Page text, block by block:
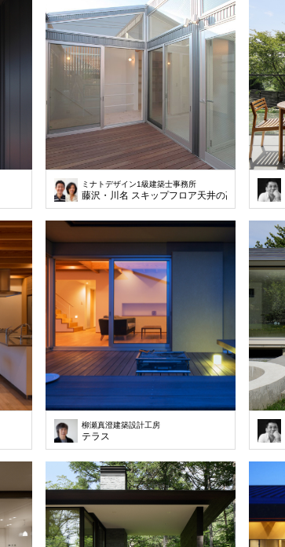
ミナトデザイン1級建築士事務所
藤沢・川名 スキップフロア天井の高い家
柳瀬真澄建築設計工房
テラス